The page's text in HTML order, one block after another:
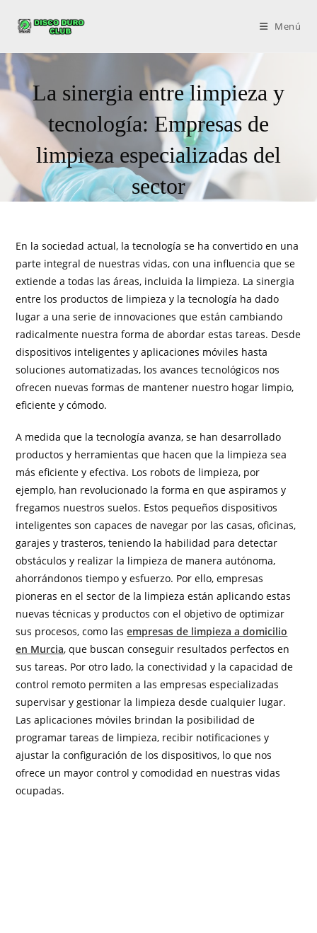
Menú
La sinergia entre limpieza y
tecnología: Empresas de
limpieza especializadas del
sector
En la sociedad actual, la tecnología se ha convertido en una
parte integral de nuestras vidas, con una influencia que se
extiende a todas las áreas, incluida la limpieza. La sinergia
entre los productos de limpieza y la tecnología ha dado
lugar a una serie de innovaciones que están cambiando
radicalmente nuestra forma de abordar estas tareas. Desde
dispositivos inteligentes y aplicaciones móviles hasta
soluciones automatizadas, los avances tecnológicos nos
ofrecen nuevas formas de mantener nuestro hogar limpio,
eficiente y cómodo.
A medida que la tecnología avanza, se han desarrollado
productos y herramientas que hacen que la limpieza sea
más eficiente y efectiva. Los robots de limpieza, por
ejemplo, han revolucionado la forma en que aspiramos y
fregamos nuestros suelos. Estos pequeños dispositivos
inteligentes son capaces de navegar por las casas, oficinas,
garajes y trasteros, teniendo la habilidad para detectar
obstáculos y realizar la limpieza de manera autónoma,
ahorrándonos tiempo y esfuerzo. Por ello, empresas
pioneras en el sector de la limpieza están aplicando estas
nuevas técnicas y productos con el objetivo de optimizar
sus procesos, como lasempresas de limpieza a domicilio
en Murcia, que buscan conseguir resultados perfectos en
sus tareas. Por otro lado, la conectividad y la capacidad de
control remoto permiten a las empresas especializadas
supervisar y gestionar la limpieza desde cualquier lugar.
Las aplicaciones móviles brindan la posibilidad de
programar tareas de limpieza, recibir notificaciones y
ajustar la configuración de los dispositivos, lo que nos
ofrece un mayor control y comodidad en nuestras vidas
ocupadas.